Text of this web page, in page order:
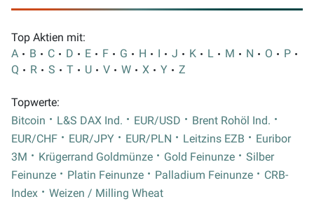
Top Aktien mit:
A
B C D E F G H I J K L M N O
P
Q
R S T U V W X Y Z
Topwerte:
Bitcoin
L&S DAX Ind. EUR/USD
Brent Rohöl Ind.
EUR/CHF
EUR/JPY EUR/PLN Leitzins EZB
Euribor
3M
Krügerrand Goldmünze Gold Feinunze
Silber
Feinunze
Platin Feinunze Palladium Feinunze
CRB-
Index
Weizen / Milling Wheat